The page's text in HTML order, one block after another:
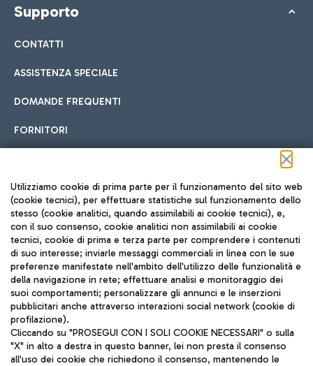
Supporto
CONTATTI
ASSISTENZA SPECIALE
DOMANDE FREQUENTI
FORNITORI
Seguici sui social
TRAVEL JOURNAL
ITA
Utilizziamo cookie di prima parte per il funzionamento del sito web
(cookie tecnici), per effettuare statistiche sul funzionamento dello
stesso (cookie analitici, quando assimilabili ai cookie tecnici), e,
con il suo consenso, cookie analitici non assimilabili ai cookie
tecnici, cookie di prima e terza parte per comprendere i contenuti
di suo interesse; inviarle messaggi commerciali in linea con le sue
preferenze manifestate nell'ambito dell'utilizzo delle funzionalità e
della navigazione in rete; effettuare analisi e monitoraggio dei
suoi comportamenti; personalizzare gli annunci e le inserzioni
pubblicitari anche attraverso interazioni social network (cookie di
profilazione).
Cliccando su "PROSEGUI CON I SOLI COOKIE NECESSARI" o sulla
"X" in alto a destra in questo banner, lei non presta il consenso
all'uso dei cookie che richiedono il consenso, mantenendo le